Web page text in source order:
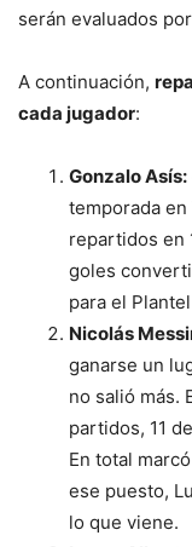
serán evaluados
A continuación,
cada jugador:
Gonzalo Asís:
temporada
repartidos en
goles
para el
Nicolás
ganarse un
no salió más.
partidos, 11
En total
ese puesto,
lo que viene.